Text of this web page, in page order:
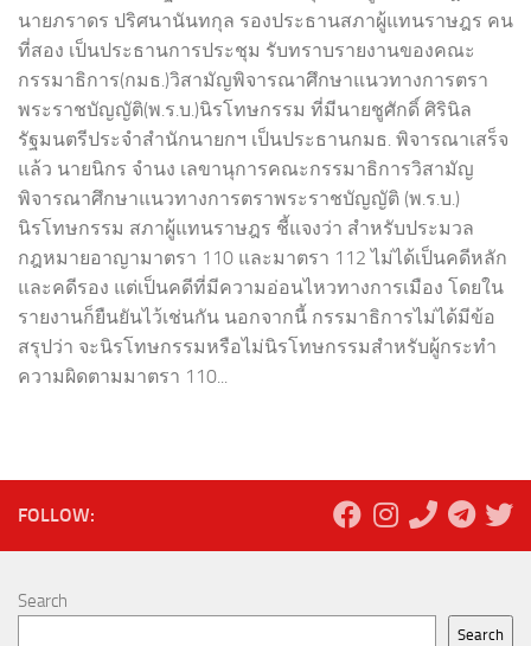
นายภราดร ปริศนานันทกุล รองประธานสภาผู้แทนราษฎร คน
ที่สอง เป็นประธานการประชุม รับทราบรายงานของคณะ
กรรมาธิการ(กมธ.)วิสามัญพิจารณาศึกษาแนวทางการตรา
พระราชบัญญัติ(พ.ร.บ.)นิรโทษกรรม ที่มีนายชูศักดิ์ ศิรินิล
รัฐมนตรีประจำสำนักนายกฯ เป็นประธานกมธ. พิจารณาเสร็จ
แล้ว นายนิกร จำนง เลขานุการคณะกรรมาธิการวิสามัญ
พิจารณาศึกษาแนวทางการตราพระราชบัญญัติ (พ.ร.บ.)
นิรโทษกรรม สภาผู้แทนราษฎร ชี้แจงว่า สำหรับประมวล
กฎหมายอาญามาตรา 110 และมาตรา 112 ไม่ได้เป็นคดีหลัก
และคดีรอง แต่เป็นคดีที่มีความอ่อนไหวทางการเมือง โดยใน
รายงานก็ยืนยันไว้เช่นกัน นอกจากนี้ กรรมาธิการไม่ได้มีข้อ
สรุปว่า จะนิรโทษกรรมหรือไม่นิรโทษกรรมสำหรับผู้กระทำ
ความผิดตามมาตรา 110...
FOLLOW:
Search
Search